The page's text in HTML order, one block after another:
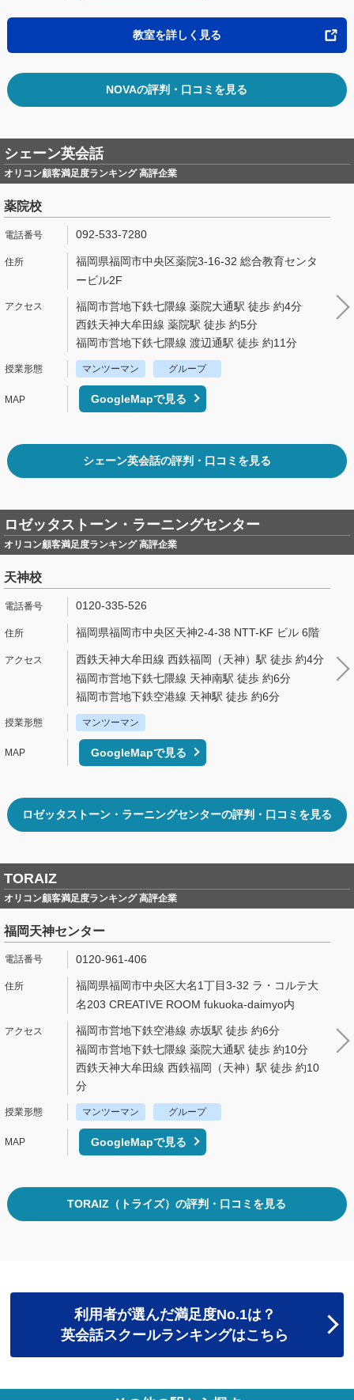
教室を詳しく見る
NOVAの評判・口コミを見る
シェーン英会話
オリコン顧客満足度ランキング 高評企業
薬院校
092-533-7280
福岡県福岡市中央区薬院3-16-32 総合教育センタ
ービル2F
福岡市営地下鉄七隈線 薬院大通駅 徒歩 約4分
西鉄天神大牟田線 薬院駅 徒歩 約5分
福岡市営地下鉄七隈線 渡辺通駅 徒歩 約11分
マンツーマン グループ
GoogleMapで見る
シェーン英会話の評判・口コミを見る
ロゼッタストーン・ラーニングセンター
オリコン顧客満足度ランキング 高評企業
天神校
0120-335-526
福岡県福岡市中央区天神2-4-38 NTT-KF ビル 6階
西鉄天神大牟田線 西鉄福岡（天神）駅 徒歩 約4分
福岡市営地下鉄七隈線 天神南駅 徒歩 約6分
福岡市営地下鉄空港線 天神駅 徒歩 約6分
マンツーマン
GoogleMapで見る
ロゼッタストーン・ラーニングセンターの評判・口コミを見る
TORAIZ
オリコン顧客満足度ランキング 高評企業
福岡天神センター
0120-961-406
福岡県福岡市中央区大名1丁目3-32 ラ・コルテ大
名203 CREATIVE ROOM fukuoka-daimyo内
福岡市営地下鉄空港線 赤坂駅 徒歩 約6分
福岡市営地下鉄七隈線 薬院大通駅 徒歩 約10分
西鉄天神大牟田線 西鉄福岡（天神）駅 徒歩 約10
分
マンツーマン グループ
GoogleMapで見る
TORAIZ（トライズ）の評判・口コミを見る
利用者が選んだ満足度No.1は？
英会話スクールランキングはこちら